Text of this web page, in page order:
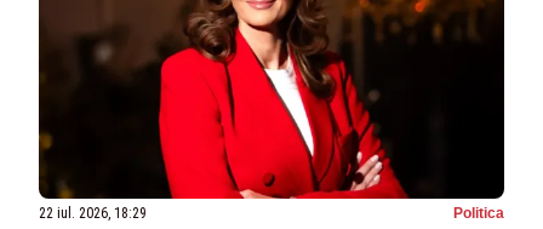
22 iul. 2026, 18:29 Politica